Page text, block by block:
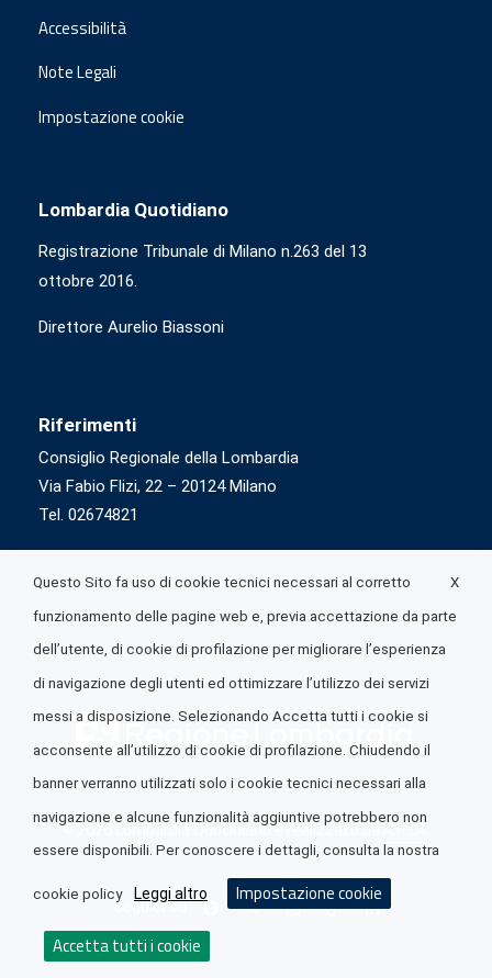
Accessibilità
Note Legali
Impostazione cookie
Lombardia Quotidiano
Registrazione Tribunale di Milano n.263 del 13
ottobre 2016.
Direttore Aurelio Biassoni
Riferimenti
Consiglio Regionale della Lombardia
Via Fabio Flizi, 22 – 20124 Milano
Tel. 02674821
© 2026 Lombardia Quotidiano è realizzato daA.R.I.A.
Seguici su
X
Questo Sito fa uso di cookie tecnici necessari al corretto
funzionamento delle pagine web e, previa accettazione da parte
dell’utente, di cookie di profilazione per migliorare l’esperienza
di navigazione degli utenti ed ottimizzare l’utilizzo dei servizi
messi a disposizione. Selezionando Accetta tutti i cookie si
acconsente all’utilizzo di cookie di profilazione. Chiudendo il
banner verranno utilizzati solo i cookie tecnici necessari alla
navigazione e alcune funzionalità aggiuntive potrebbero non
essere disponibili. Per conoscere i dettagli, consulta la nostra
cookie policy Leggi altro Impostazione cookie
Accetta tutti i cookie